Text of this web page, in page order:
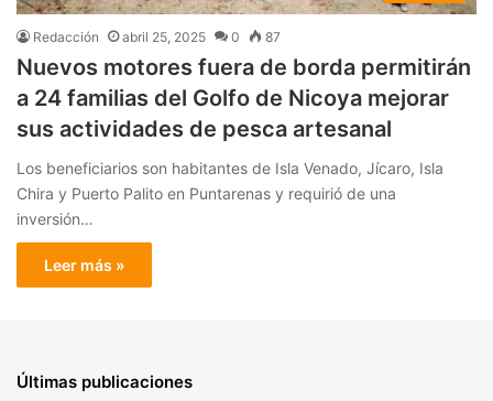
Redacción abril 25, 2025 0 87
Nuevos motores fuera de borda permitirán
a 24 familias del Golfo de Nicoya mejorar
sus actividades de pesca artesanal
Los beneficiarios son habitantes de Isla Venado, Jícaro, Isla
Chira y Puerto Palito en Puntarenas y requirió de una
inversión…
Leer más »
Últimas publicaciones